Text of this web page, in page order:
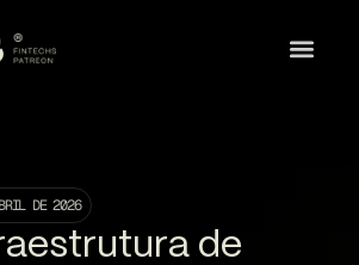
DE 2026
de